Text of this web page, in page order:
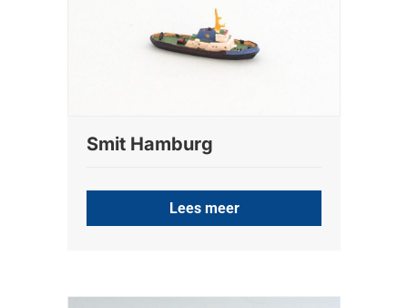
Smit Hamburg
Lees meer